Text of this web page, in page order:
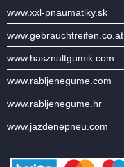
www.xxl-pnaumatiky.sk
www.gebrauchtreifen.co.at
www.hasznaltgumik.com
www.rabljenegume.com
www.rabljenegume.hr
www.jazdenepneu.com